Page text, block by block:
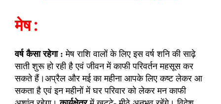
मेष :
वर्ष कैसा रहेगा :मेष राशि वालों के लिए इस वर्ष शनि की साढ़े
साती शुरू हो रही है एवं जीवन में काफी परिवर्तन महसूस कर
सकते हैं।अप्रैल और मई का महीना आपके लिए कष्ट लेकर आ
सकता है एवं इन महीनों में घर परिवार को लेकर मन काफी